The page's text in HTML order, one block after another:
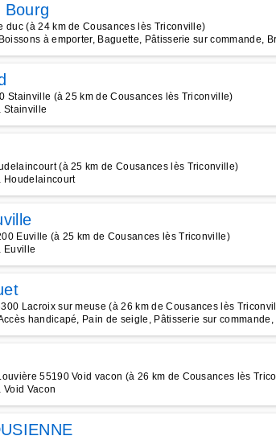
Bourg
duc (à 24 km de Cousances lès Triconville)
à emporter, Baguette, Pâtisserie sur commande,
Stainville (à 25 km de Cousances lès Triconville)
Stainville
(à 25 km de Cousances lès Triconville)
Houdelaincourt
Euville (à 25 km de Cousances lès Triconville)
Euville
Lacroix sur meuse (à 26 km de Cousances lès
handicapé, Pain de seigle, Pâtisserie sur commande,
55190 Void vacon (à 26 km de Cousances lès
Vacon